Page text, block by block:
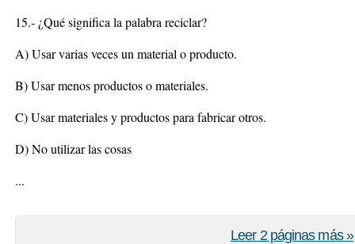
15.- ¿Qué significa la palabra reciclar?
A) Usar varias veces un material o producto.
B) Usar menos productos o materiales.
C) Usar materiales y productos para fabricar otros.
D) No utilizar las cosas
...
Leer 2 páginas más »